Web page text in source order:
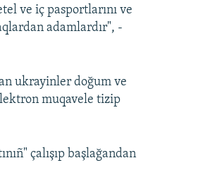
ve iç pasportlarını ve
adamlardır", -
ukrayinler doğum ve
muqavele tizip
çalışıp başlağandan